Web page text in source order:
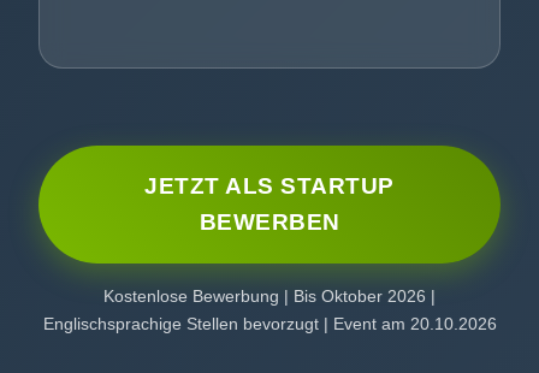
JETZT ALS STARTUP
BEWERBEN
Kostenlose Bewerbung | Bis Oktober 2026 |
Englischsprachige Stellen bevorzugt | Event am 20.10.2026